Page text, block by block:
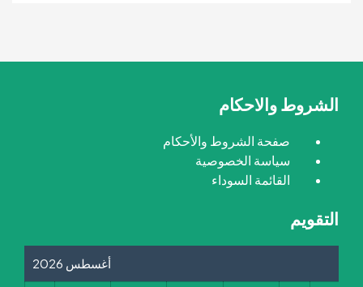
الشروط والاحكام
صفحة الشروط والأحكام
سياسة الخصوصية
القائمة السوداء
التقويم
أغسطس 2026